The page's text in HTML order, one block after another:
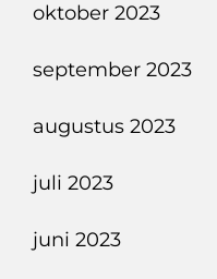
oktober 2023
september 2023
augustus 2023
juli 2023
juni 2023